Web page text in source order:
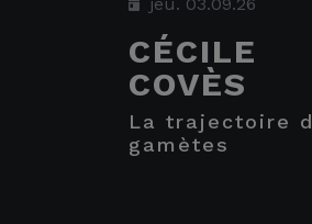
CÉCILE
COVÈS
la trajectoire des
gamètes